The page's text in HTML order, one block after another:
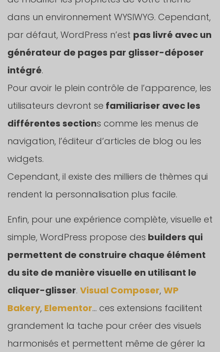
dans un environnement WYSIWYG. Cependant,
par défaut, WordPress n’est pas livré avec un
générateur de pages par glisser-déposer
intégré.
Pour avoir le plein contrôle de l’apparence, les
utilisateurs devront se familiariser avec les
différentes sections comme les menus de
navigation, l’éditeur d’articles de blog ou les
widgets.
Cependant, il existe des milliers de thèmes qui
rendent la personnalisation plus facile.
Enfin, pour une expérience complète, visuelle et
simple, WordPress propose des builders qui
permettent de construire chaque élément
du site de manière visuelle en utilisant le
cliquer-glisser. Visual Composer, WP
Bakery, Elementor… ces extensions facilitent
grandement la tache pour créer des visuels
harmonisés et permettent même de gérer la